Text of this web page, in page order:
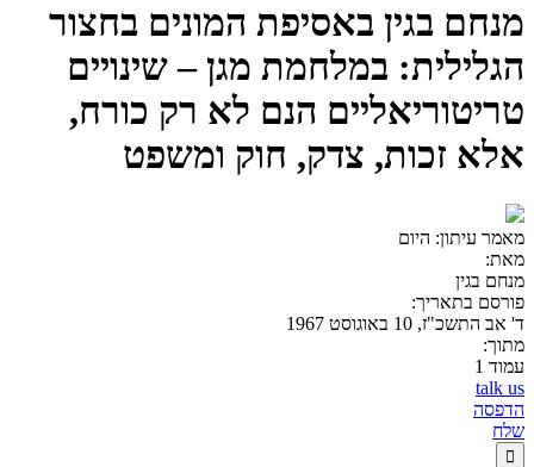
מנחם בגין באסיפת המונים בחצור
הגלילית: במלחמת מגן – שינויים
טריטוריאליים הנם לא רק כורח,
אלא זכות, צדק, חוק ומשפט
מאמר עיתון: היום
מאת:
מנחם בגין
פורסם בתאריך:
ד' אב התשכ"ז, 10 באוגוסט 1967
מתוך:
עמוד 1
talk us
הדפסה
שלח
